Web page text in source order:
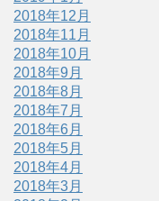
2018年12月
2018年11月
2018年10月
2018年9月
2018年8月
2018年7月
2018年6月
2018年5月
2018年4月
2018年3月